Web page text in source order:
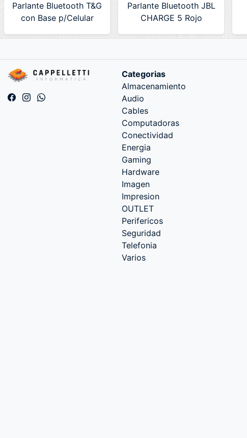
Parlante Bluetooth T&G
con Base p/Celular
Parlante Bluetooth JBL
CHARGE 5 Rojo
Categorias
Almacenamiento
Audio
Cables
Computadoras
Conectividad
Energia
Gaming
Hardware
Imagen
Impresion
OUTLET
Perifericos
Seguridad
Telefonia
Varios